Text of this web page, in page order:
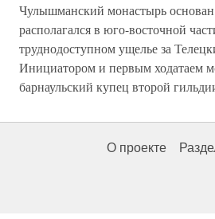
Чулышманский монастырь
располагался в юго-восточной
труднодоступном ущелье за
Инициатором и первым ходатаем
барнаульский купец второй
О проекте